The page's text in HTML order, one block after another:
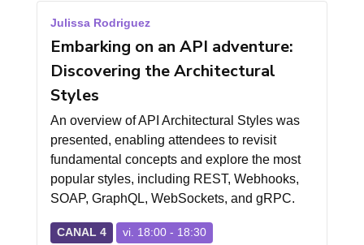
Julissa Rodriguez
Embarking on an API adventure:
Discovering the Architectural
Styles
An overview of API Architectural Styles was
presented, enabling attendees to revisit
fundamental concepts and explore the most
popular styles, including REST, Webhooks,
SOAP, GraphQL, WebSockets, and gRPC.
CANAL 4 vi. 18:00 - 18:30